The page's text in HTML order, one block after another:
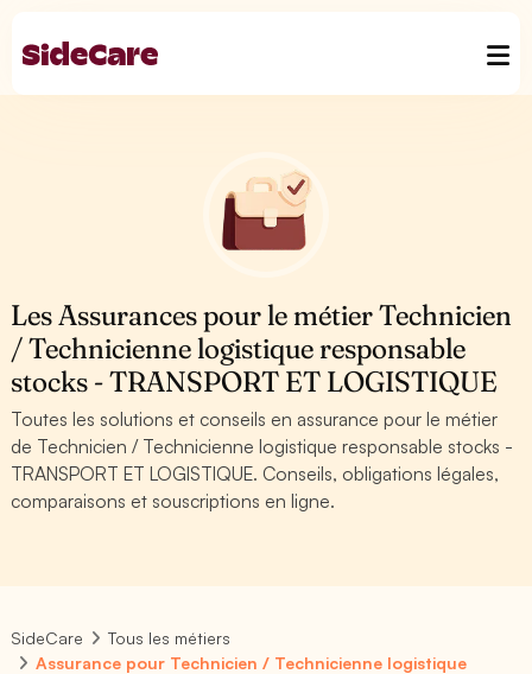
Les Assurances pour le métier Technicien
/ Technicienne logistique responsable
stocks - TRANSPORT ET LOGISTIQUE
Toutes les solutions et conseils en assurance pour le métier
de Technicien / Technicienne logistique responsable stocks -
TRANSPORT ET LOGISTIQUE. Conseils, obligations légales,
comparaisons et souscriptions en ligne.
SideCare
Tous les métiers
Assurance pour Technicien / Technicienne logistique